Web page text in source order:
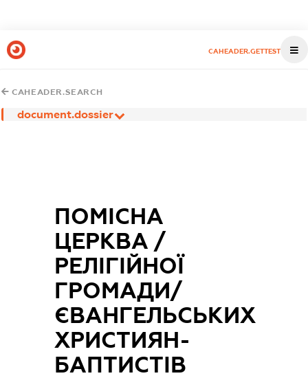
CAHEADER.GETTEST
CAHEADER.SEARCH
document.dossier
ПОМІСНА
ЦЕРКВА /
РЕЛІГІЙНОЇ
ГРОМАДИ/
ЄВАНГЕЛЬСЬКИХ
ХРИСТИЯН-
БАПТИСТІВ